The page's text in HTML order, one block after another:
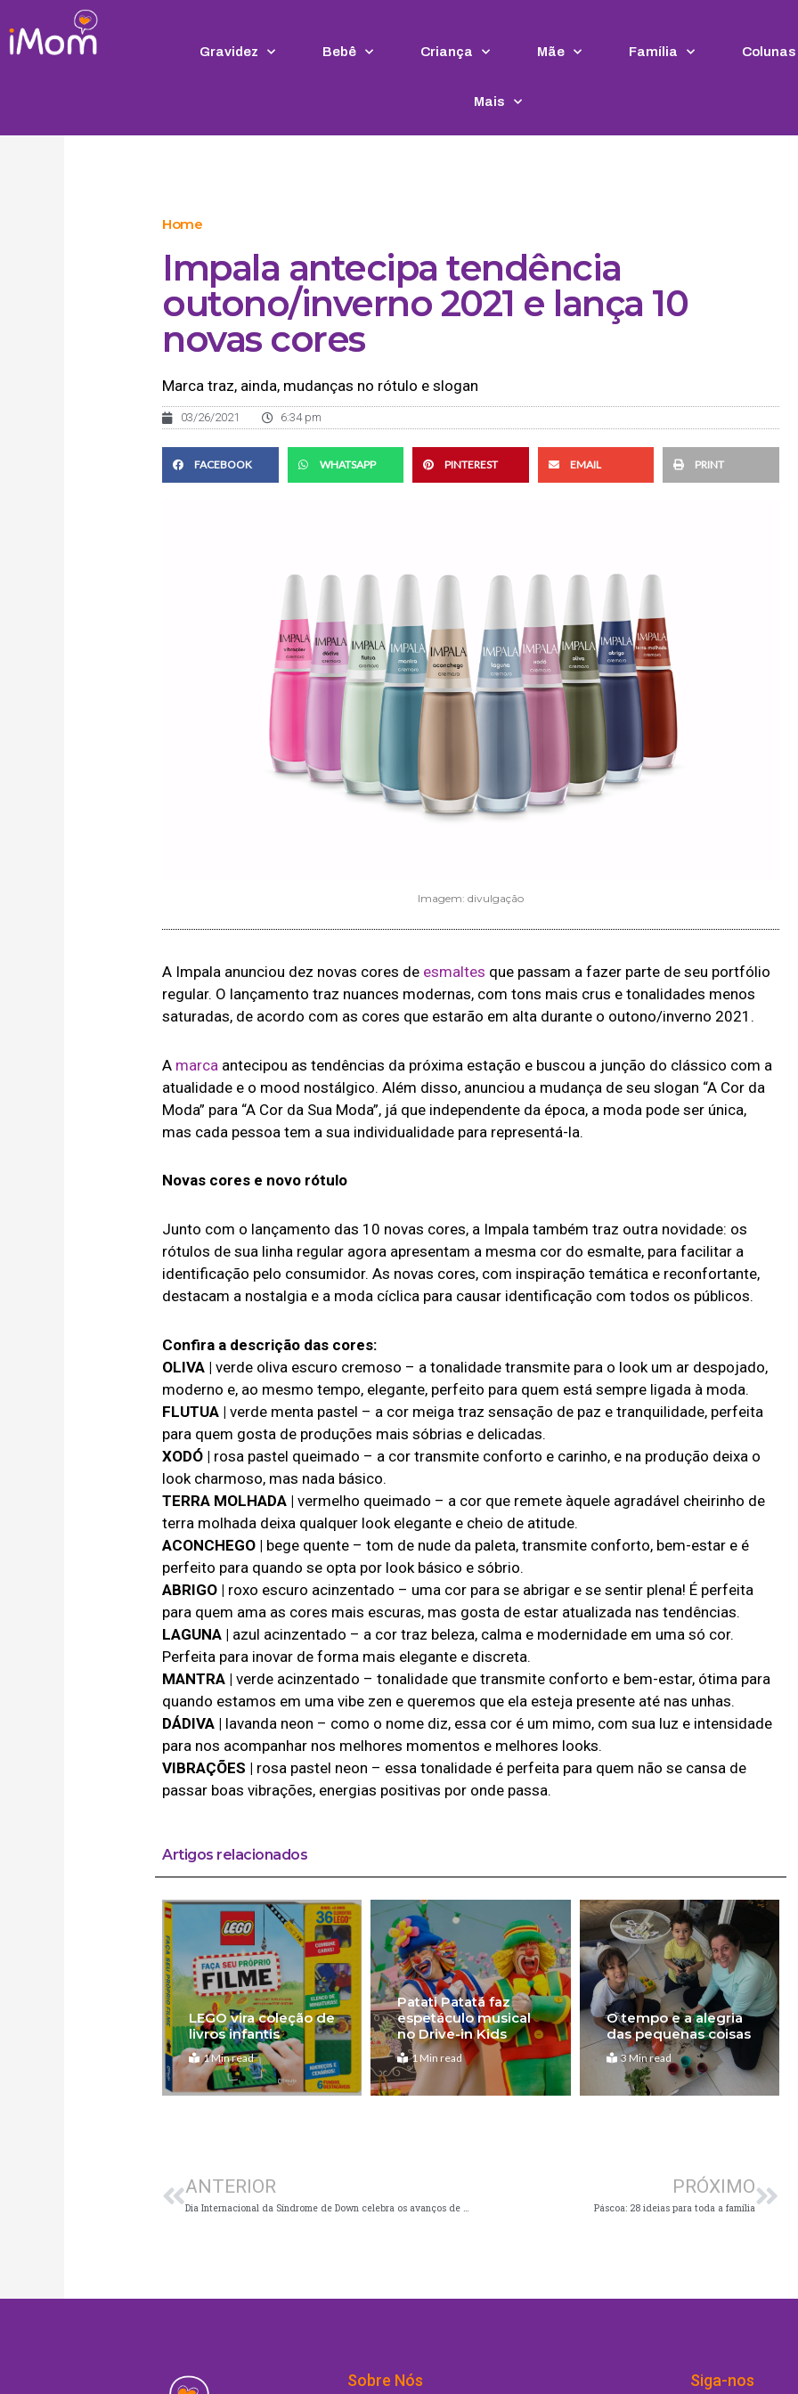
para
Gravidez Bebê Criança Mãe Família Colunas
Mais
Home
Impala antecipa tendência
outono/inverno 2021 e lança 10
novas cores
Marca traz, ainda, mudanças no rótulo e slogan
03/26/2021 6:34 pm
FACEBOOK WHATSAPP PINTEREST EMAIL PRINT
Imagem: divulgação
A Impala anunciou dez novas cores de esmaltes que passam a fazer parte de seu portfólio
regular. O lançamento traz nuances modernas, com tons mais crus e tonalidades menos
saturadas, de acordo com as cores que estarão em alta durante o outono/inverno 2021.
A marca antecipou as tendências da próxima estação e buscou a junção do clássico com a
atualidade e o mood nostálgico. Além disso, anunciou a mudança de seu slogan “A Cor da
Moda” para “A Cor da Sua Moda”, já que independente da época, a moda pode ser única,
mas cada pessoa tem a sua individualidade para representá-la.
Novas cores e novo rótulo
Junto com o lançamento das 10 novas cores, a Impala também traz outra novidade: os
rótulos de sua linha regular agora apresentam a mesma cor do esmalte, para facilitar a
identificação pelo consumidor. As novas cores, com inspiração temática e reconfortante,
destacam a nostalgia e a moda cíclica para causar identificação com todos os públicos.
Confira a descrição das cores:
OLIVA | verde oliva escuro cremoso – a tonalidade transmite para o look um ar despojado,
moderno e, ao mesmo tempo, elegante, perfeito para quem está sempre ligada à moda.
FLUTUA | verde menta pastel – a cor meiga traz sensação de paz e tranquilidade, perfeita
para quem gosta de produções mais sóbrias e delicadas.
XODÓ | rosa pastel queimado – a cor transmite conforto e carinho, e na produção deixa o
look charmoso, mas nada básico.
TERRA MOLHADA | vermelho queimado – a cor que remete àquele agradável cheirinho de
terra molhada deixa qualquer look elegante e cheio de atitude.
ACONCHEGO | bege quente – tom de nude da paleta, transmite conforto, bem-estar e é
perfeito para quando se opta por look básico e sóbrio.
ABRIGO | roxo escuro acinzentado – uma cor para se abrigar e se sentir plena! É perfeita
para quem ama as cores mais escuras, mas gosta de estar atualizada nas tendências.
LAGUNA | azul acinzentado – a cor traz beleza, calma e modernidade em uma só cor.
Perfeita para inovar de forma mais elegante e discreta.
MANTRA | verde acinzentado – tonalidade que transmite conforto e bem-estar, ótima para
quando estamos em uma vibe zen e queremos que ela esteja presente até nas unhas.
DÁDIVA | lavanda neon – como o nome diz, essa cor é um mimo, com sua luz e intensidade
para nos acompanhar nos melhores momentos e melhores looks.
VIBRAÇÕES | rosa pastel neon – essa tonalidade é perfeita para quem não se cansa de
passar boas vibrações, energias positivas por onde passa.
Artigos relacionados
LEGO vira coleção de
livros infantis
1 Min read
Patati Patatá faz
espetáculo musical
no Drive-in Kids
1 Min read
O tempo e a alegria
das pequenas coisas
3 Min read
ANTERIOR PRÓXIMO
Páscoa: 28 ideias para toda a família
Sobre Nós Siga-nos